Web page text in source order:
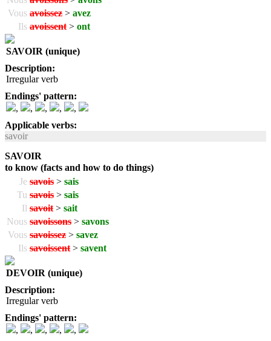
Vous avoissez > avez
Ils avoissent > ont
SAVOIR (unique)
Description:
Irregular verb
Endings' pattern:
,
, , ,
,
Applicable verbs:
savoir
SAVOIR
to know (facts and how to do things)
Je savois > sais
Tu savois > sais
Il savoit > sait
Nous savoissons > savons
Vous savoissez > savez
Ils savoissent > savent
DEVOIR (unique)
Description:
Irregular verb
Endings' pattern:
,
, , ,
,